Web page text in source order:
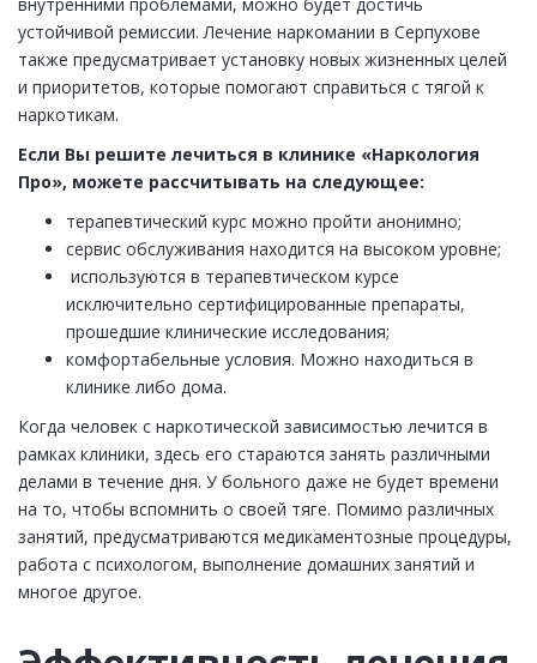
устойчивой ремиссии. Лечение наркомании в Серпухове
также предусматривает установку новых жизненных целей
и приоритетов, которые помогают справиться с тягой к
наркотикам.
Если Вы решите лечиться в клинике «Наркология
Про», можете рассчитывать на следующее:
терапевтический курс можно пройти анонимно;
сервис обслуживания находится на высоком уровне;
используются в терапевтическом курсе
исключительно сертифицированные препараты,
прошедшие клинические исследования;
комфортабельные условия. Можно находиться в
клинике либо дома.
Когда человек с наркотической зависимостью лечится в
рамках клиники, здесь его стараются занять различными
делами в течение дня. У больного даже не будет времени
на то, чтобы вспомнить о своей тяге. Помимо различных
занятий, предусматриваются медикаментозные процедуры,
работа с психологом, выполнение домашних занятий и
многое другое.